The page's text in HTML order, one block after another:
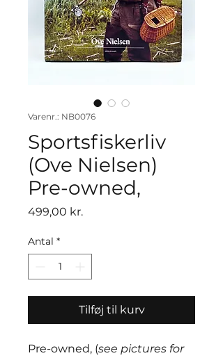
Varenr.: NB0076
Sportsfiskerliv
(Ove Nielsen)
Pre-owned,
499,00 kr.Pris
Antal *
Tilføj til kurv
Pre-owned, (see pictures for